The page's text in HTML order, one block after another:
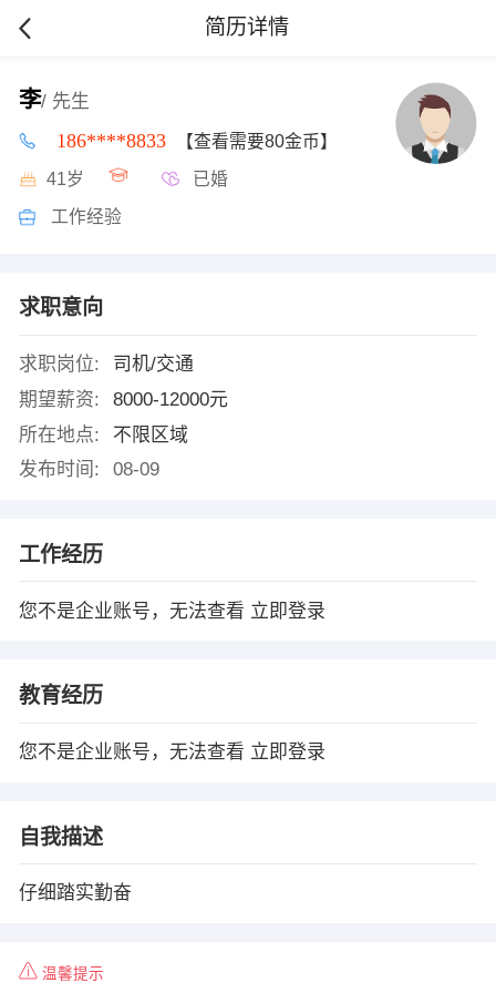
简历详情
李/ 先生
186****8833 【查看需要80金币】
41岁 已婚
工作经验
求职意向
求职岗位:
司机/交通
期望薪资:
8000-12000元
所在地点:
不限区域
发布时间:
08-09
工作经历
您不是企业账号，无法查看 立即登录
教育经历
您不是企业账号，无法查看 立即登录
自我描述
仔细踏实勤奋
温馨提示